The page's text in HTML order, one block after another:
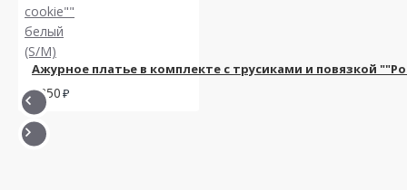
Ажурное платье в комплекте с трусиками и повязкой
1850